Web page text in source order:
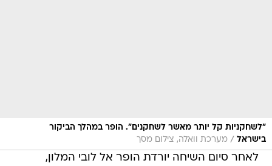
"לשחקניות קל יותר מאשר לשחקנים". הופר במהלך הביקור
בישראל / מערכת וואלה, צילום מסך
לאחר סיום השיחה יורדת הופר אל לובי המלון,